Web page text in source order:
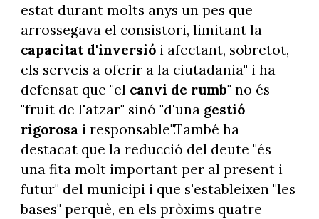
estat durant molts anys un pes que
arrossegava el consistori, limitant la
capacitat d'inversiói afectant, sobretot,
els serveis a oferir a la ciutadania" i ha
defensat que "el canvi de rumb" no és
"fruit de l'atzar" sinó "d'unagestió
rigorosa i responsable".També ha
destacat que la reducció del deute "és
una fita molt important per al present i
futur" del municipi i que s'estableixen "les
bases" perquè, en els pròxims quatre